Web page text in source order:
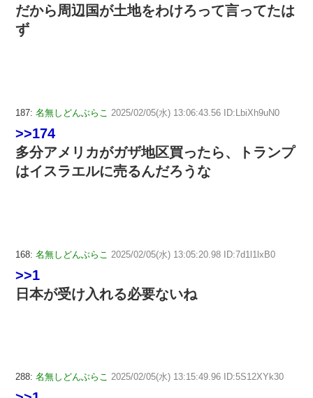
だから周辺国が土地をわけろって言ってたは
ず
187: 名無しどんぶらこ 2025/02/05(水) 13:06:43.56 ID:LbiXh9uN0
>>174
多分アメリカがガザ地区買ったら、トランプ
はイスラエルに売るんだろうな
168: 名無しどんぶらこ 2025/02/05(水) 13:05:20.98 ID:7d1l1lxB0
>>1
日本が受け入れる必要ないね
288: 名無しどんぶらこ 2025/02/05(水) 13:15:49.96 ID:5S12XYk30